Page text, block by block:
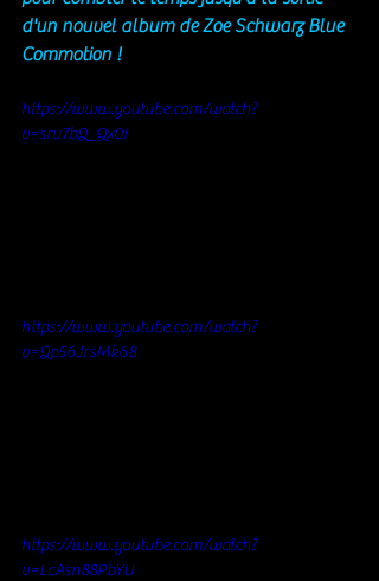
d'un nouvel album de Zoe Schwarz Blue
Commotion !
https://www.youtube.com/watch?
v=sru7bQ_Qx0I
https://www.youtube.com/watch?
v=Qp56JrsMk68
https://www.youtube.com/watch?
v=LcAsn88PbYU